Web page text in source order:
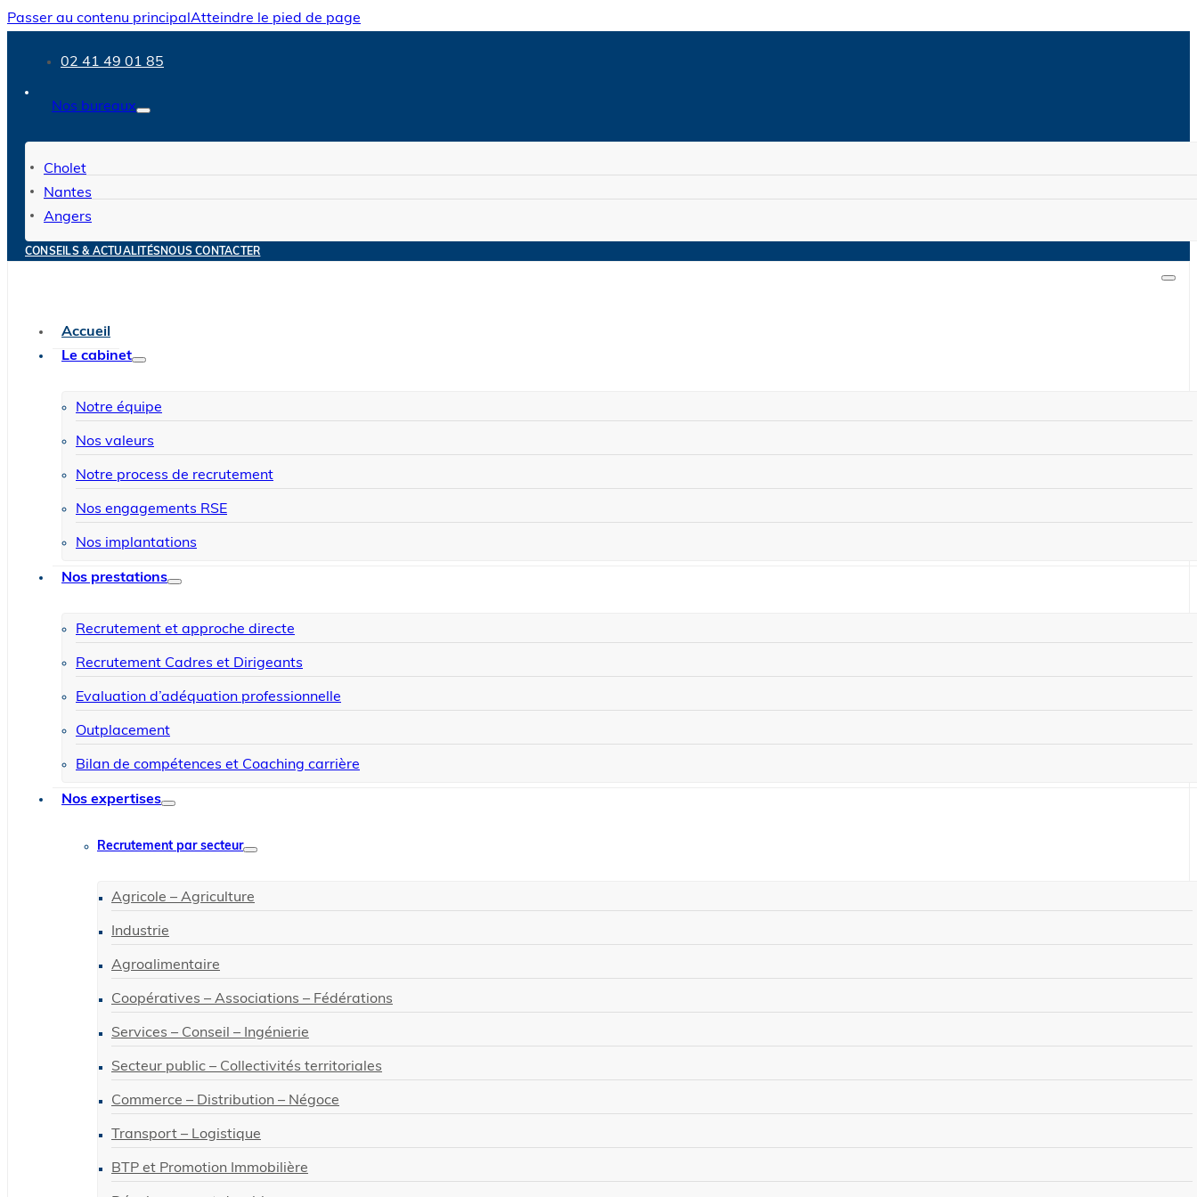
Passer au contenu principal Atteindre le pied de page
02 41 49 01 85
Nos bureaux
Cholet
Nantes
Angers
CONSEILS & ACTUALITÉSNOUS CONTACTER
Accueil
Le cabinet
Notre équipe
Nos valeurs
Notre process de recrutement
Nos engagements RSE
Nos implantations
Nos prestations
Recrutement et approche directe
Recrutement Cadres et Dirigeants
Evaluation d’adéquation professionnelle
Outplacement
Bilan de compétences et Coaching carrière
Nos expertises
Recrutement par secteur
Agricole – Agriculture
Industrie
Agroalimentaire
Coopératives – Associations – Fédérations
Services – Conseil – Ingénierie
Secteur public – Collectivités territoriales
Commerce – Distribution – Négoce
Transport – Logistique
BTP et Promotion Immobilière